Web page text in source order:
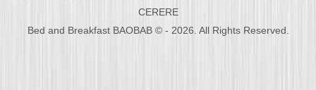
CERERE
Bed and Breakfast BAOBAB © - 2026. All Rights Reserved.